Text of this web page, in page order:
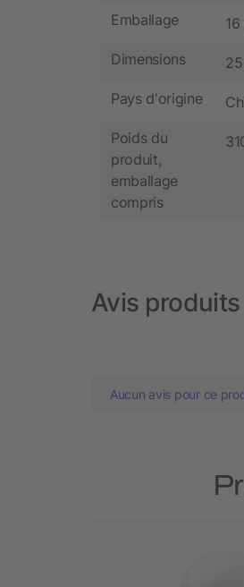
Emballage
Dimensions
Pays d'origine
Poids du
produit,
emballage
compris
Avis produits
Aucun avis pour ce